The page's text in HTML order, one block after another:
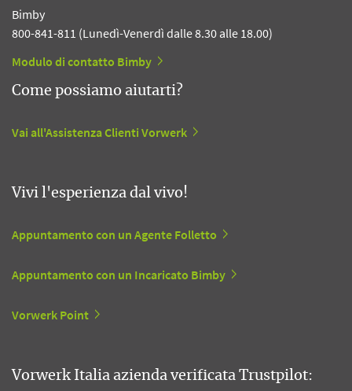
Bimby
800-841-811 (Lunedì-Venerdì dalle 8.30 alle 18.00)
Modulo di contatto Bimby
Come possiamo aiutarti?
Vai all'Assistenza Clienti Vorwerk
Vivi l'esperienza dal vivo!
Appuntamento con un Agente Folletto
Appuntamento con un Incaricato Bimby
Vorwerk Point
Vorwerk Italia azienda verificata Trustpilot: